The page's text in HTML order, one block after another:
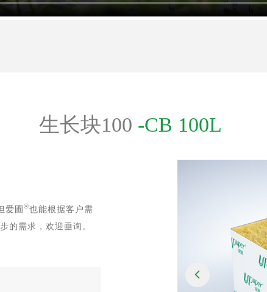
生长块100 -CB 100L
爱圃®也能根据客户需
的需求，欢迎垂询。